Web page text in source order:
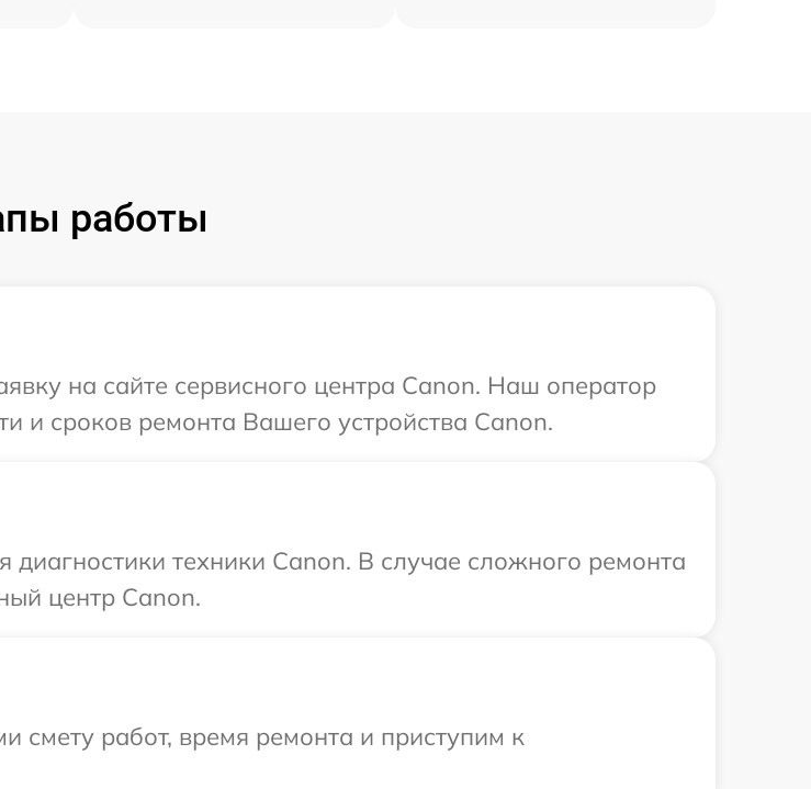
работы
на сайте сервисного центра Canon. Наш оператор
и сроков ремонта Вашего устройства Canon.
техники Canon. В случае сложного ремонта
центр Canon.
смету работ, время ремонта и приступим к